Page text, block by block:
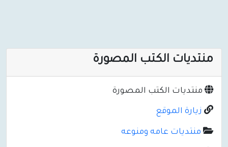
منتديات الكتب المصورة
منتديات الكتب المصورة
زيارة الموقع
منتديات عامه ومنوعه